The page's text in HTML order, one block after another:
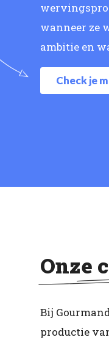
wanneer ze
ambitie en
Check je
Onze
Bij
productie